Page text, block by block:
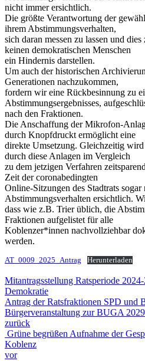
nicht immer ersichtlich.
Die größte Verantwortung der
ihrem Abstimmungsverhalten,
sich daran messen zu lassen und
keinen demokratischen Menschen
ein Hindernis darstellen.
Um auch der historischen
Generationen nachzukommen,
fordern wir eine Rückbesinnung zu
Abstimmungsergebnisses,
nach den Fraktionen.
Die Anschaffung der Mikrofon-
durch Knopfdruckt ermöglicht eine
direkte Umsetzung. Gleichzeitig
durch diese Anlagen im Vergleich
zu dem jetzigen Verfahren
Zeit der coronabedingten
Online-Sitzungen des Stadtrats sogar
Abstimmungsverhalten ersichtlich.
dass wie z.B. Trier üblich, die
Fraktionen aufgelistet für alle
Koblenzer*innen nachvollziehbar
werden.
AT_0009_2025_Antrag Herunterladen
Mitantragsstellung Ratsperiode
Demokratie
Antrag der Ratsfraktionen SPD und
Bürgerveranstaltung zur BUGA 2029
zurück
Grüne begrüßen Aufnahme der
Koblenz
vor